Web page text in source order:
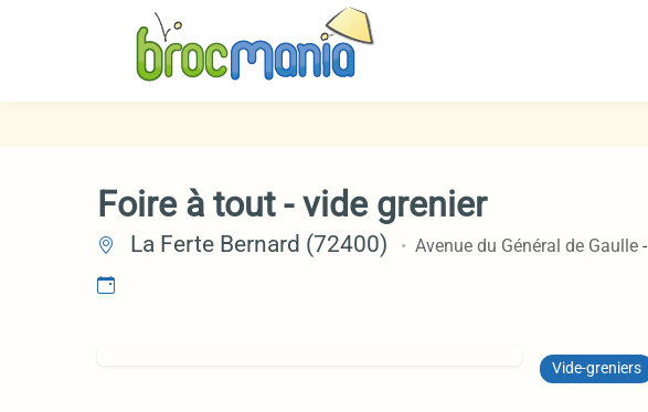
Foire à tout - vide grenier
La Ferte Bernard (72400) Avenue du Général de Gaulle -
Vide-greniers